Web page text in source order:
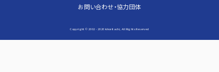
お問い合わせ・協力団体
Copyright © 2002 - 2026 kikoritachi, All Rights Reserved